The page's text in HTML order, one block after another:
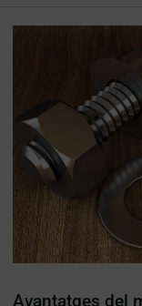
Avantatges del